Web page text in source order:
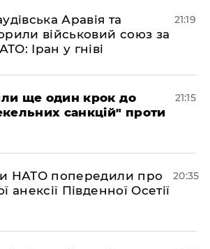
Аравія та
військовий союз за
Іран у гніві
21:19
ще один крок до
санкцій" проти
21:15
НАТО попередили про
анексії Південної Осетії
20:35